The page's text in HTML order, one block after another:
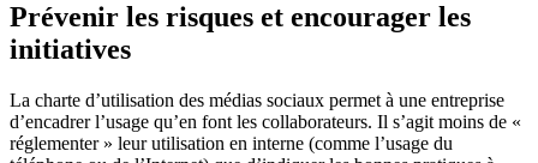
Prévenir les risques et encourager les
initiatives
La charte d’utilisation des médias sociaux permet à une entreprise
d’encadrer l’usage qu’en font les collaborateurs. Il s’agit moins de «
réglementer » leur utilisation en interne (comme l’usage du